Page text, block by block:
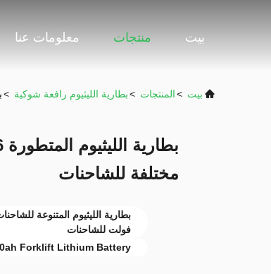
بيت منتجات معلومات عنا
بيت >المنتجات >بطارية الليثيوم رافعة شوكية >
مختلفة للشاحنات
فولت للشاحنات
Forklift Lithium Battery